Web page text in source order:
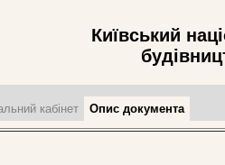
Київський
кабінет Опис документа